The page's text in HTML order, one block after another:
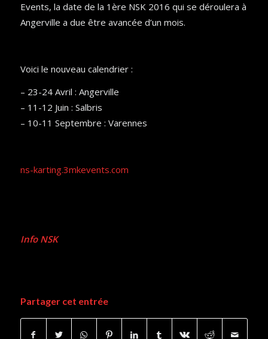
Events, la date de la 1ère NSK 2016 qui se déroulera à
Angerville a due être avancée d’un mois.
Voici le nouveau calendrier :
– 23-24 Avril : Angerville
– 11-12 Juin : Salbris
– 10-11 Septembre : Varennes
ns-karting.3mkevents.com
Info NSK
Partager cet entrée